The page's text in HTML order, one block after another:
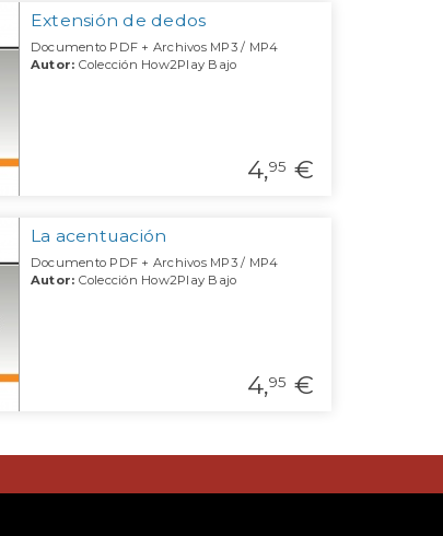
Extensión de dedos
Documento PDF + Archivos MP3 / MP4
Autor: Colección How2Play Bajo
4,95 €
La acentuación
Documento PDF + Archivos MP3 / MP4
Autor: Colección How2Play Bajo
4,95 €